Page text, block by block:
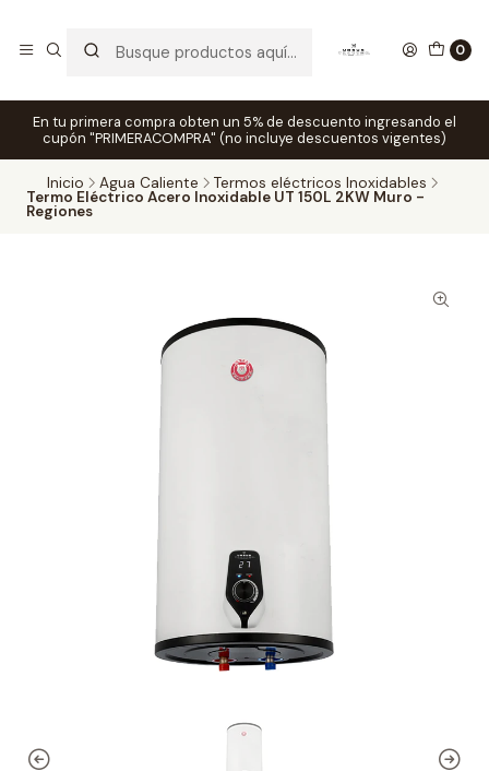
0
En tu primera compra obten un 5% de descuento ingresando el
cupón "PRIMERACOMPRA" (no incluye descuentos vigentes)
Inicio Agua Caliente Termos eléctricos Inoxidables
Termo Eléctrico Acero Inoxidable UT 150L 2KW Muro -
Regiones